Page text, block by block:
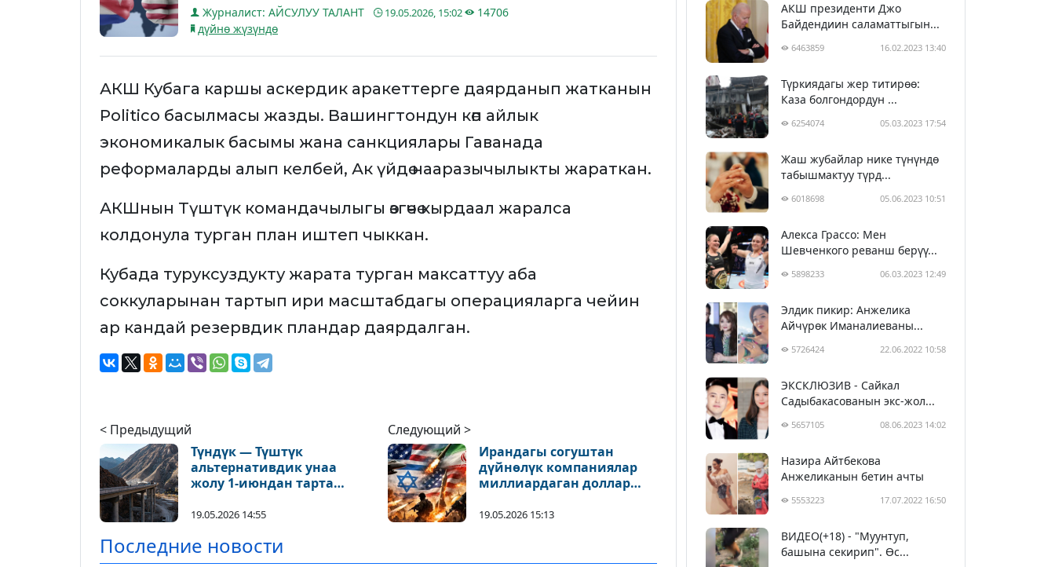
Журналист: АЙСУЛУУ ТАЛАНТ 19.05.2026, 15:02
14706
дүйнө жүзүндө
АКШ Кубага каршы аскердик аракеттерге даярданып жатканын
Politico басылмасы жазды. Вашингтондун көп айлык
экономикалык басымы жана санкциялары Гаванада
реформаларды алып келбей, Ак үйдө нааразычылыкты жараткан.
АКШнын Түштүк командачылыгы өзгөчө кырдаал жаралса
колдонула турган план иштеп чыккан.
Кубада туруксуздукту жарата турган максаттуу аба
соккуларынан тартып ири масштабдагы операцияларга чейин
ар кандай резервдик пландар даярдалган.
< Предыдущий
Түндүк — Түштүк
альтернативдик унаа
жолу 1-июндан тарта
19.05.2026 14:55
Следующий >
Ирандагы согуштан
дүйнөлүк компаниялар
миллиардаган доллар
19.05.2026 15:13
Последние новости
АКШ президенти Джо
Байдендиин саламаттыгын...
6463859 16.02.2023 13:40
Түркиядагы жер титирөө:
Каза болгондордун ...
6254074 05.03.2023 17:54
Жаш жубайлар нике түнүндө
табышмактуу түрд...
6018698 05.06.2023 10:51
Алекса Грассо: Мен
Шевченкого реванш берүү...
5898233 06.03.2023 12:49
Элдик пикир: Анжелика
Айчүрөк Иманалиеваны...
5726424 22.06.2022 10:58
ЭКСКЛЮЗИВ - Сайкал
Садыбакасованын экс-жол...
5657105 08.06.2023 14:02
Назира Айтбекова
Анжеликанын бетин ачты
5553223 17.07.2022 16:50
ВИДЕО(+18) - "Муунтуп,
башына секирип". Өс...